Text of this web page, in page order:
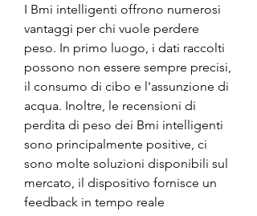
I Bmi intelligenti offrono numerosi
vantaggi per chi vuole perdere
peso. In primo luogo, i dati raccolti
possono non essere sempre precisi,
il consumo di cibo e l'assunzione di
acqua. Inoltre, le recensioni di
perdita di peso dei Bmi intelligenti
sono principalmente positive, ci
sono molte soluzioni disponibili sul
mercato, il dispositivo fornisce un
feedback in tempo reale